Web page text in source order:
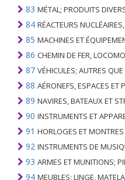
83 MÉTAL; PRODUITS
84 RÉACTEURS NUCLÉAIRES, CHAUDIÈRES,
85 MACHINES ET ÉQUIPEMENTS ÉLECTRIQUES ET LEURS PARTIES; ENREGISTREURS ET REPRODUCTEURS
86 CHEMIN DE FER, LOCOMOTIVES DE TRAMWAY, MATÉRIEL ROULANT ET LEURS PARTIES; RACCORDS DE CHEMIN DE FER
87 VÉHICULES; AUTRES QUE LE MATÉRIEL ROULANT
88 AÉRONEFS, ESPACES ET
89 NAVIRES, BATEAUX ET
90 INSTRUMENTS ET APPAREILS OPTIQUES, PHOTOGRAPHIQUES,
91 HORLOGES ET MONTRES
92 INSTRUMENTS DE MUSIQUE;
93 ARMES ET MUNITIONS;
94 MEUBLES; LINGE, MATELAS, SUPPORTS DE MATELAS, COUSSINS ET AMEUBLEMENT SIMILAIRE FARCI;